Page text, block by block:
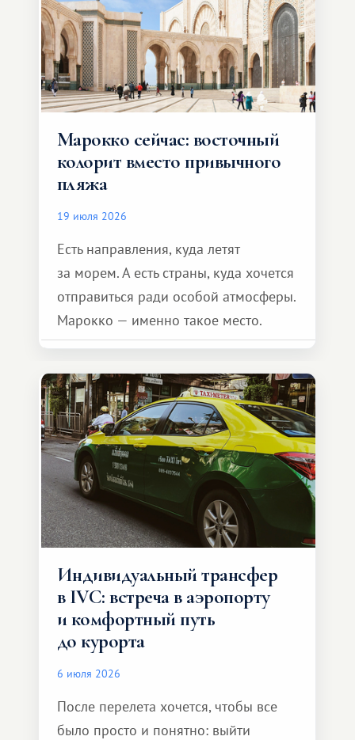
Марокко сейчас: восточный
колорит вместо привычного
пляжа
19 июля 2026
Есть направления, куда летят
за морем. А есть страны, куда хочется
отправиться ради особой атмосферы.
Марокко — именно такое место.
Индивидуальный трансфер
в IVC: встреча в аэропорту
и комфортный путь
до курорта
6 июля 2026
После перелета хочется, чтобы все
было просто и понятно: выйти